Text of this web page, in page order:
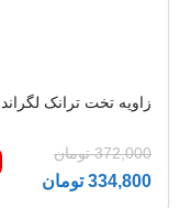
زاویه تخت ترانک لگراند 50*80
372,000 تومان
334,800 تومان